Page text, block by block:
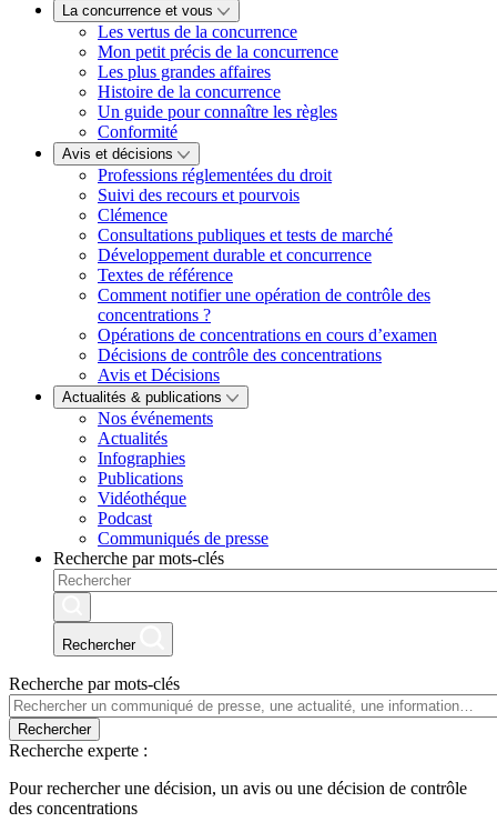
La concurrence et vous
Les vertus de la concurrence
Mon petit précis de la concurrence
Les plus grandes affaires
Histoire de la concurrence
Un guide pour connaître les règles
Conformité
Avis et décisions
Professions réglementées du droit
Suivi des recours et pourvois
Clémence
Consultations publiques et tests de marché
Développement durable et concurrence
Textes de référence
Comment notifier une opération de contrôle des
concentrations ?
Opérations de concentrations en cours d’examen
Décisions de contrôle des concentrations
Avis et Décisions
Actualités & publications
Nos événements
Actualités
Infographies
Publications
Vidéothéque
Podcast
Communiqués de presse
Recherche par mots-clés
Rechercher
Recherche par mots-clés
Rechercher
Recherche experte :
Pour rechercher une décision, un avis ou une décision de contrôle
des concentrations